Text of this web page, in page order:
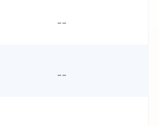
--
--